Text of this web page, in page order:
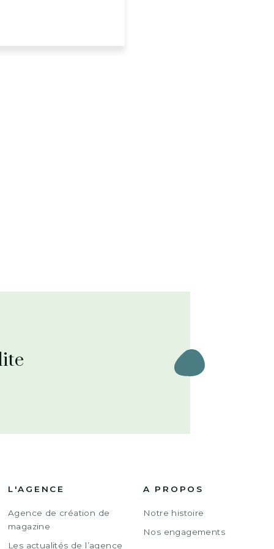
L'AGENCE
Agence de création de
magazine
Les actualités de l’agence
A PROPOS
Notre histoire
Nos engagements